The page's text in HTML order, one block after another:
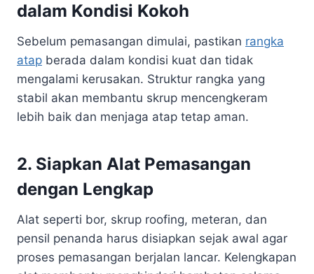
dalam Kondisi Kokoh
Sebelum pemasangan dimulai, pastikan rangka
atap berada dalam kondisi kuat dan tidak
mengalami kerusakan. Struktur rangka yang
stabil akan membantu skrup mencengkeram
lebih baik dan menjaga atap tetap aman.
2. Siapkan Alat Pemasangan
dengan Lengkap
Alat seperti bor, skrup roofing, meteran, dan
pensil penanda harus disiapkan sejak awal agar
proses pemasangan berjalan lancar. Kelengkapan